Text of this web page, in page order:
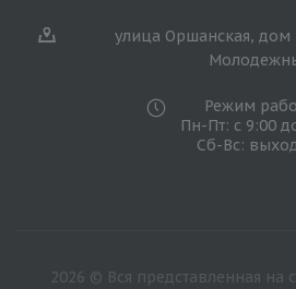
улица Оршанская,
Режим
Пн-Пт: с 9:00
Сб-Вс:
2026 © Вся представленная на